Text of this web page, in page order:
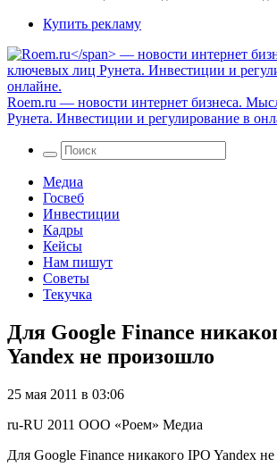
Купить рекламу
Roem.ru — новости интернет бизнеса.
Рунета. Инвестиции и регулирование в
Медиа
Госвеб
Инвестиции
Кадры
Кейсы
Нам пишут
Советы
Текучка
Для Google Finance
Yandex не произошло
25 мая 2011 в 03:06
ru-RU 2011 ООО «Роем» Медиа
Для Google Finance никакого IPO Yandex